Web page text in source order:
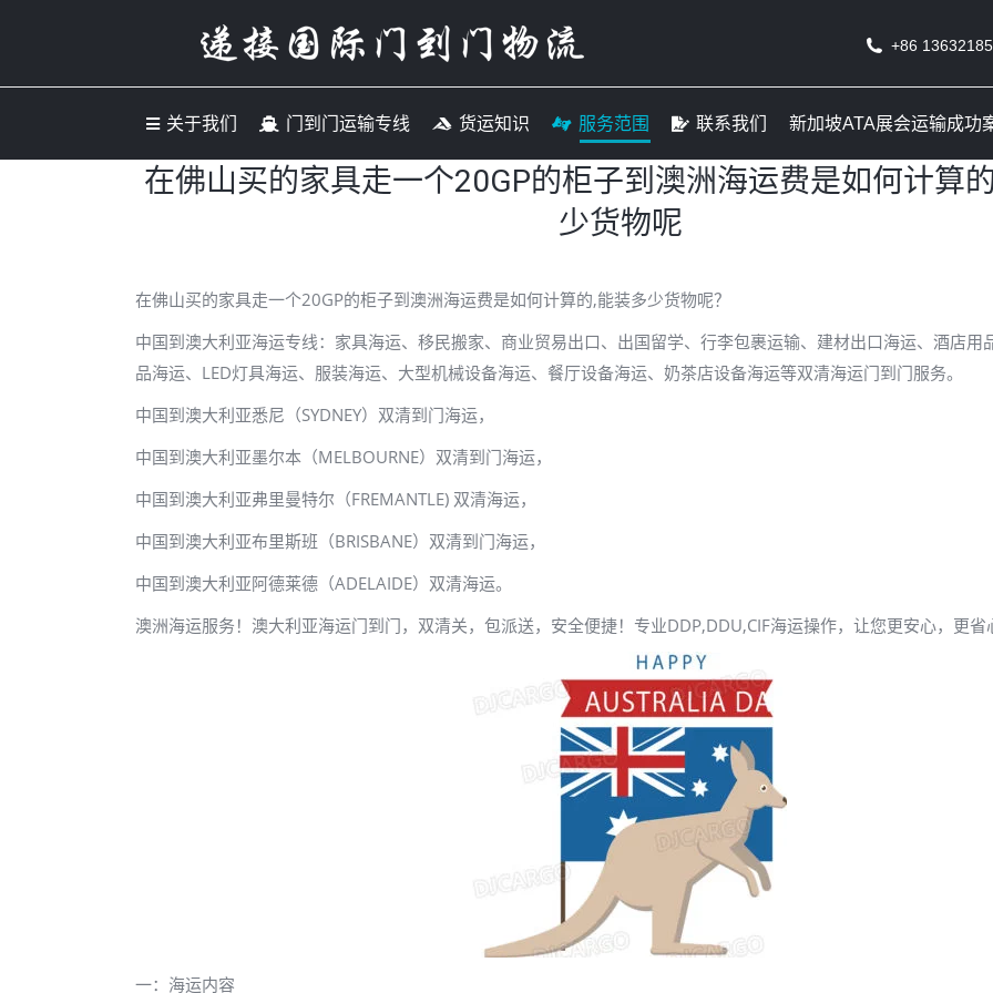
+86
关于我们 门到门运输专线 货运知识 服务范围 联系我们 新加坡ATA展会运输成功
在佛山买的家具走一个20GP的柜子到澳洲海运费是如何计算
少货物呢
在佛山买的家具走一个20GP的柜子到澳洲海运费是如何计算的,能装多少货物呢？
中国到澳大利亚海运专线：家具海运、移民搬家、商业贸易出口、出国留学、行李包裹运输、建材出口海运、酒店用
品海运、LED灯具海运、服装海运、大型机械设备海运、餐厅设备海运、奶茶店设备海运等双清海运门到门服务。
中国到澳大利亚悉尼（SYDNEY）双清到门海运，
中国到澳大利亚墨尔本（MELBOURNE）双清到门海运，
中国到澳大利亚弗里曼特尔（FREMANTLE) 双清海运，
中国到澳大利亚布里斯班（BRISBANE）双清到门海运，
中国到澳大利亚阿德莱德（ADELAIDE）双清海运。
澳洲海运服务！澳大利亚海运门到门，双清关，包派送，安全便捷！专业DDP,DDU,CIF海运操作，让您更安心，更省
一：海运内容
关于我们 门到门运输专线 货运知识 新加坡ATA